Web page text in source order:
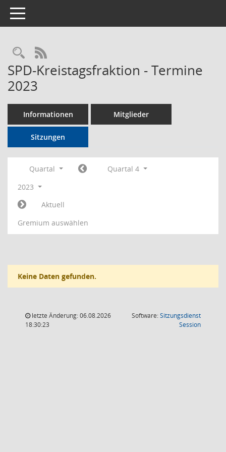
Toggle navigation
Rechercheauswahl
RSS-Feed
SPD-Kreistagsfraktion - Termine
2023
Informationen Mitglieder
Sitzungen
Quartal
Quartal 4
2023
Aktuell
Gremium auswählen
Keine Daten gefunden.
letzte Änderung: 06.08.2026
18:30:23
Software:Sitzungsdienst
Session(Wird in